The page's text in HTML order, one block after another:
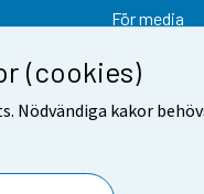
(cookies)
Nödvändiga kakor
För media
Respons